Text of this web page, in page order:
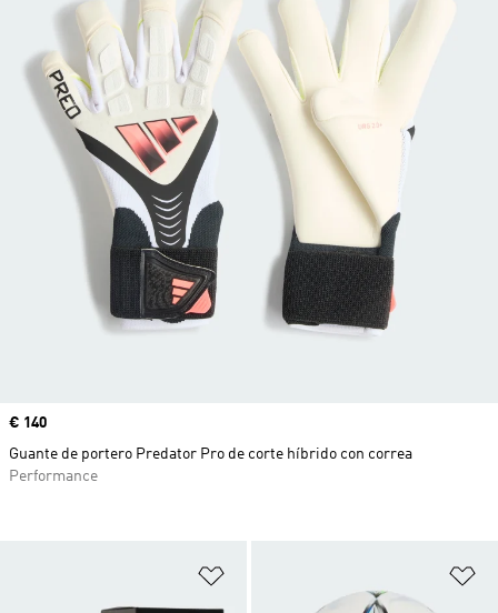
Precio
€ 140
Guante de portero Predator Pro de corte híbrido con correa
Performance